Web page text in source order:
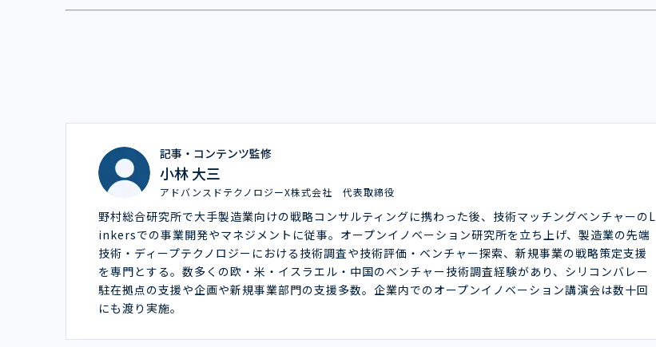
記事・コンテンツ監修
小林 大三
アドバンスドテクノロジーX株式会社 代表取締役
野村総合研究所で大手製造業向けの戦略コンサルティングに携わった後、技術マッチングベンチャーのL
inkersでの事業開発やマネジメントに従事。オープンイノベーション研究所を立ち上げ、製造業の先端
技術・ディープテクノロジーにおける技術調査や技術評価・ベンチャー探索、新規事業の戦略策定支援
を専門とする。数多くの欧・米・イスラエル・中国のベンチャー技術調査経験があり、シリコンバレー
駐在拠点の支援や企画や新規事業部門の支援多数。企業内でのオープンイノベーション講演会は数十回
にも渡り実施。